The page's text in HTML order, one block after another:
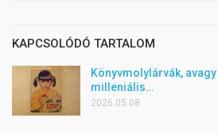
KAPCSOLÓDÓ TARTALOM
Könyvmolylárvák,
milleniális…
2026.05.08.